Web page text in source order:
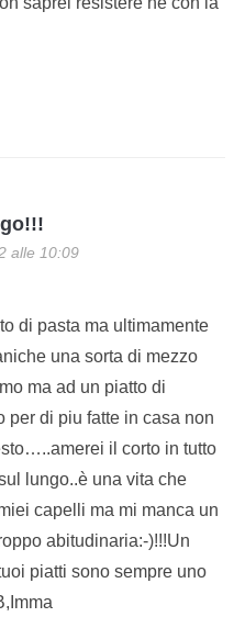
alle 10:09
di pasta ma ultimamente
una sorta di mezzo
ma ad un piatto di
per di piu fatte in casa non
il corto in tutto
lungo..è una vita che
capelli ma mi manca un
abitudinaria:-)!!!Un
piatti sono sempre uno